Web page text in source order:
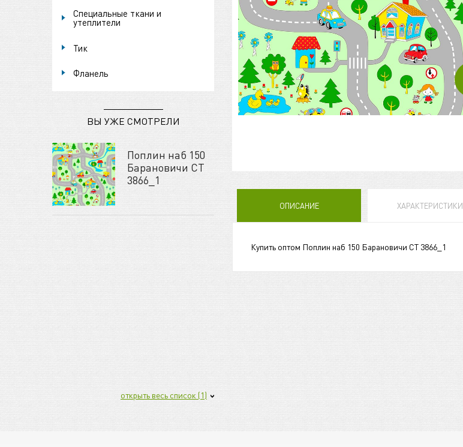
Специальные ткани и
утеплители
Тик
Фланель
ВЫ УЖЕ СМОТРЕЛИ
Поплин наб 150
Барановичи СТ
3866_1
открыть весь список (1)
ОПИСАНИЕ ХАРАКТЕРИСТИКИ
Купить оптом Поплин наб 150 Барановичи СТ 3866_1